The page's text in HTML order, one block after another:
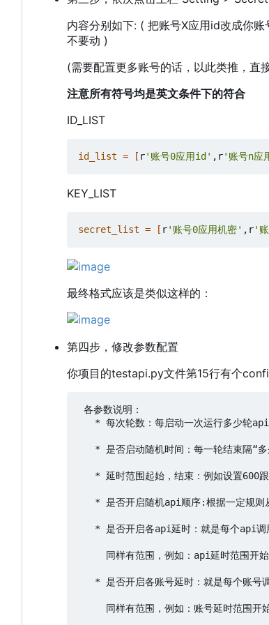
内容分别如下: ( 把账号X应用id改成你
不要动 )
(需要配置更多账号的话，以此类推，直
注意所有符号均是英文条件下的符合
ID_LIST
id_list = [ r'账号0应用id' ,r'账号n应
KEY_LIST
secret_list = [ r'账号0应用机密' ,r'
最终格式应该是类似这样的：
第四步，修改参数配置
你项目的testapi.py文件第15行有个
各参数说明：
* 每次轮数：每启动一次运行多少轮
* 是否启动随机时间：每一轮结束隔“
* 延时范围起始，结束：例如设置600
* 是否开启随机api顺序:根据一定规则
* 是否开启各api延时：就是每个api调
同样有范围，例如：api延时范围开
* 是否开启各账号延时：就是每个账号
同样有范围，例如：账号延时范围